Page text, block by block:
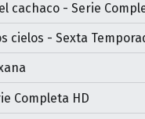
cachaco - Serie
cielos - Sexta
Completa HD